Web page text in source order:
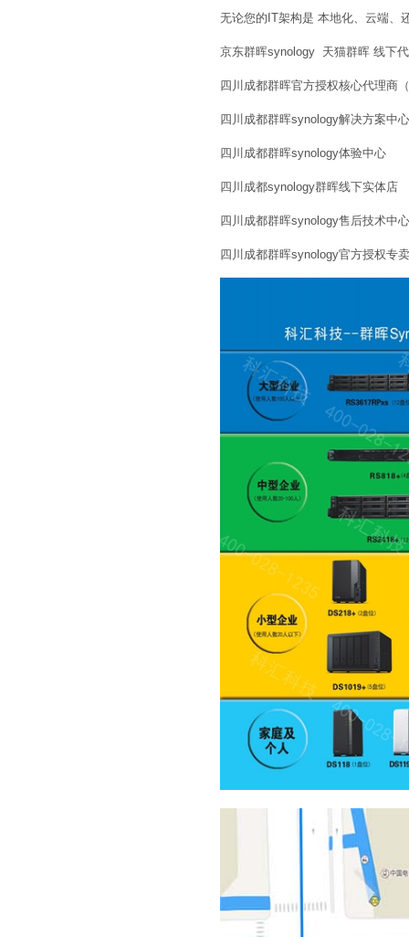
无论您的IT架构是 本地化、云端、
京东群晖synology 天猫群晖 线下
四川成都群晖官方授权核心代理商
四川成都群晖synology解决方案中心
四川成都群晖synology体验中心
四川成都synology群晖线下实体店
四川成都群晖synology售后技术中心
四川成都群晖synology官方授权专